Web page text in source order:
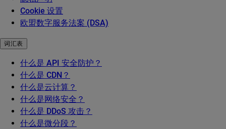
Cookie 设置
欧盟数字服务法案 (DSA)
词汇表
什么是 API 安全防护？
什么是 CDN？
什么是云计算？
什么是网络安全？
什么是 DDoS 攻击？
什么是微分段？